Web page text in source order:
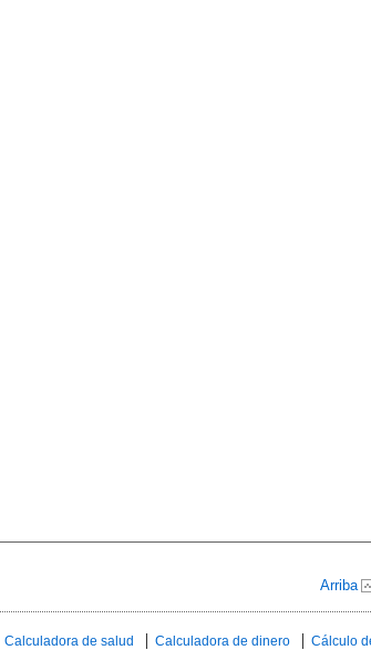
Arriba
Calculadora de salud Calculadora de dinero Cálculo